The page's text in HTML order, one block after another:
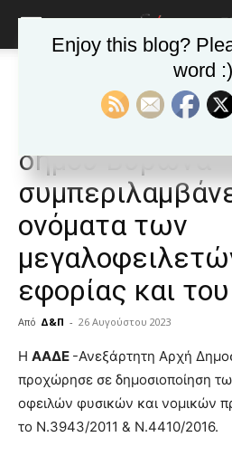
ΒΥΡΩΝΑΣ Τα νέα της
Δημοτική
δήμου Βύρωνα
ονόματα των
εφορίας και
Από Δ&Π - 26 Αυγούστου 2023
blonde
lesbians
very
hot
cam
Η ΑΑΔΕ -Ανεξάρτητη Αρχή
προχώρησε σε δημοσιοποίηση
οφειλών φυσικών και νομικών
το Ν.3943/2011 & Ν.4410/2016.
Enjoy this blog?
word :)